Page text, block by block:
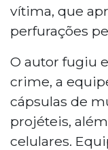
vítima, que
perfurações
O autor fugiu
crime, a
cápsulas de
projéteis,
celulares.